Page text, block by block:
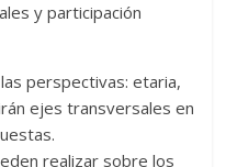
y participación
perspectivas: etaria,
ejes transversales en
realizar sobre los